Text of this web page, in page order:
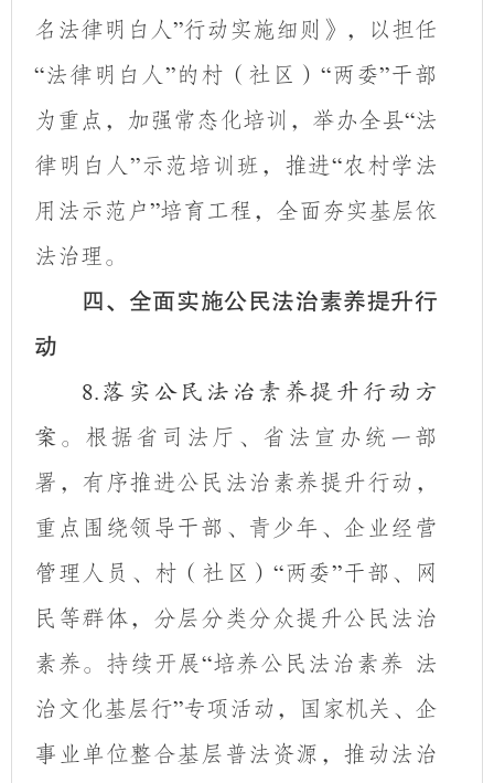
名法律明白人”行动实施细则》，以担任
“法律明白人 ”的村（社区） “两委”干部
为重点，加强常态化培训，举办全县“法
律明白人 ”示范培训班，推进“农村学法
用法示范户”培育工程，全面夯实基层依
法治理。
四、全面实施公民法治素养提升行
动
8. 落实公民法治素养提升行动方
案。 根据省司法厅、省法宣办统一部
署，有序推进公民法治素养提升行动，
重点围绕领导干部、青少年、企业经营
管理人员、村（社区）“两委”干部、网
民等群体，分层分类分众提升公民法治
素养。持续开展“培养公民法治素养 法
治文化基层行”专项活动，国家机关、企
事业单位整合基层普法资源，推动法治